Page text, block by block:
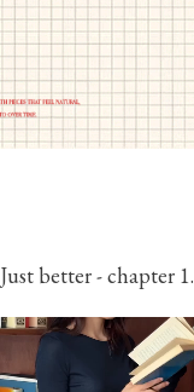
Just better - chapter 1.